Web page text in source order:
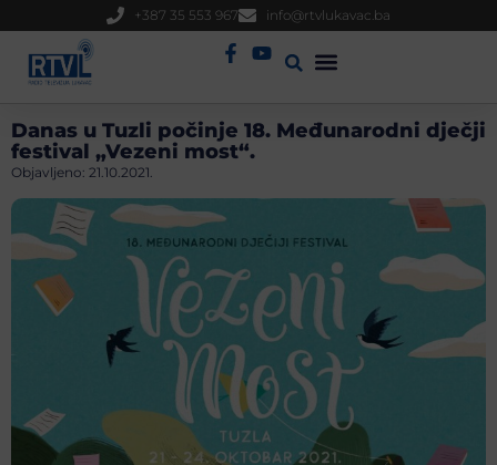
+387 35 553 967 info@rtvlukavac.ba
Danas u Tuzli počinje 18. Međunarodni dječji
festival „Vezeni most“.
Objavljeno: 21.10.2021.